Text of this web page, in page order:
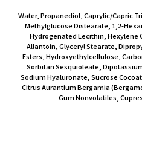
Water, Propanediol, Caprylic/Capric
Methylglucose Distearate, 1,2-
Hydrogenated Lecithin, Hexylene
Allantoin, Glyceryl Stearate,
Esters, Hydroxyethylcellulose,
Sorbitan Sesquioleate,
Sodium Hyaluronate, Sucrose
Citrus Aurantium Bergamia
Gum Nonvolatiles,